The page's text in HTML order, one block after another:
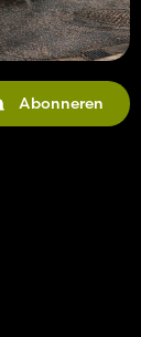
Abonneren